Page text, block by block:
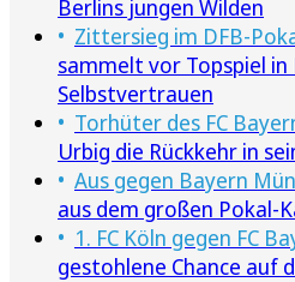
Berlins jungen Wilden
Zittersieg im DFB-
sammelt vor Topspiel in
Selbstvertrauen
Torhüter des FC
Urbig die Rückkehr in
Aus gegen Bayern
aus dem großen
1. FC Köln gegen FC
gestohlene Chance auf